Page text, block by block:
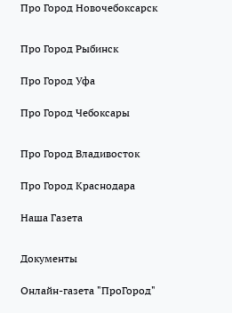
Про Город Новочебоксарск
Про Город Рыбинск
Про Город Уфа
Про Город Чебоксары
Про Город Владивосток
Про Город Краснодара
Наша Газета
Документы
Онлайн-газета "ПроГород"